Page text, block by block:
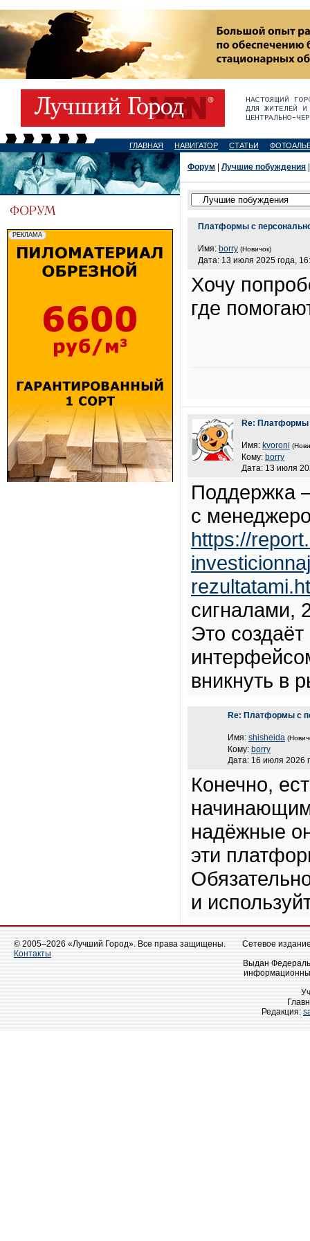
ГЛАВНАЯ НАВИГАТОР СТАТЬИ
Форум Лучшие побуждения
Платформы с
Имя: borry (Новичок)
Дата: 13 июля 2025 года,
Хочу
где
Re: Платформы
Имя: kvoroni
Кому: borry
Дата: 13 июля
Поддержка
с
https://
сигналами,
Это
вникнуть в
Re: Платформы с
Имя: shisheida
Кому: borry
Дата: 16 июля 2026
Конечно,
надёжные
эти
и
© 2005–2026 «Лучший Город». Все права защищены.
Контакты
Сетевое
Выдан
Редакция: